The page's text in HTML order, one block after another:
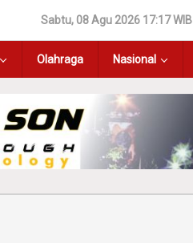
Sabtu, 08 Agu 2026 17:17 WIB
Olahraga Nasional